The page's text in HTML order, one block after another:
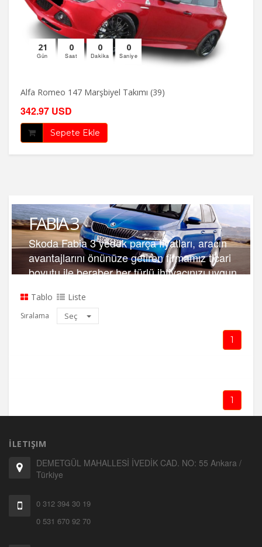
21
Gün
0
Saat
0
Dakika
0
Saniye
Alfa Romeo 147 Marşbiyel Takımı (39)
342.97 USD
Sepete Ekle
FABIA 3
Skoda Fabia 3 yedek parça fiyatları, aracın
avantajlarını önünüze getiren firmamız ticari
boyutu ile beraber her türlü ihtiyacınızı uygun
Tablo Liste
Sıralama Seç
1
1
İLETIŞIM
DEMETGÜL MAHALLESİ İVEDİK CAD. NO: 55 Ankara /
Türkiye
0 312 394 30 19
0 531 670 92 70